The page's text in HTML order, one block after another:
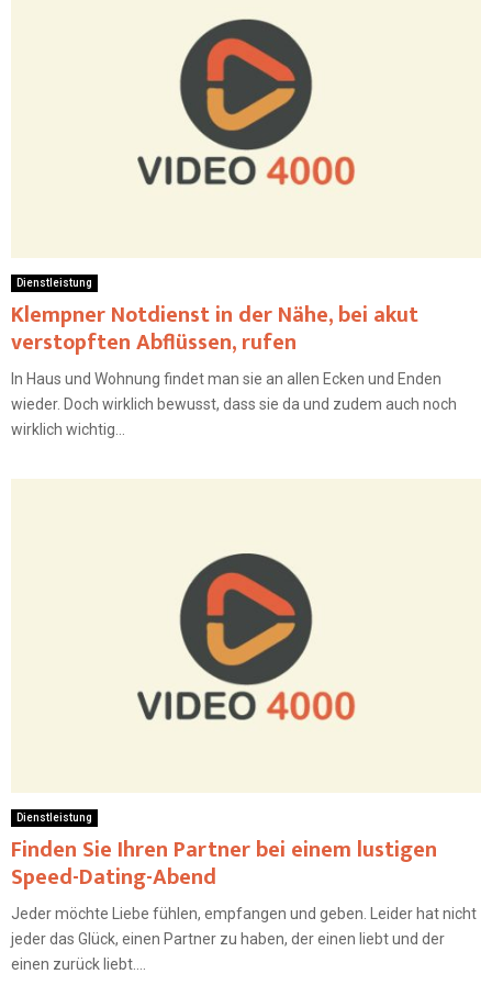
Dienstleistung
Klempner Notdienst in der Nähe, bei akut
verstopften Abflüssen, rufen
In Haus und Wohnung findet man sie an allen Ecken und Enden
wieder. Doch wirklich bewusst, dass sie da und zudem auch noch
wirklich wichtig...
Dienstleistung
Finden Sie Ihren Partner bei einem lustigen
Speed-Dating-Abend
Jeder möchte Liebe fühlen, empfangen und geben. Leider hat nicht
jeder das Glück, einen Partner zu haben, der einen liebt und der
einen zurück liebt....